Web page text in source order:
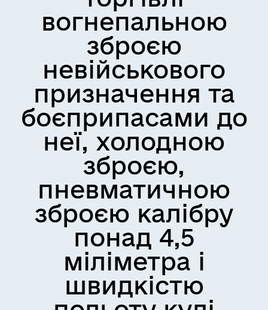
вогнепальною
зброєю
невійськового
призначення та
боєприпасами до
неї, холодною
зброєю,
пневматичною
зброєю калібру
понад 4,5
міліметра і
швидкістю